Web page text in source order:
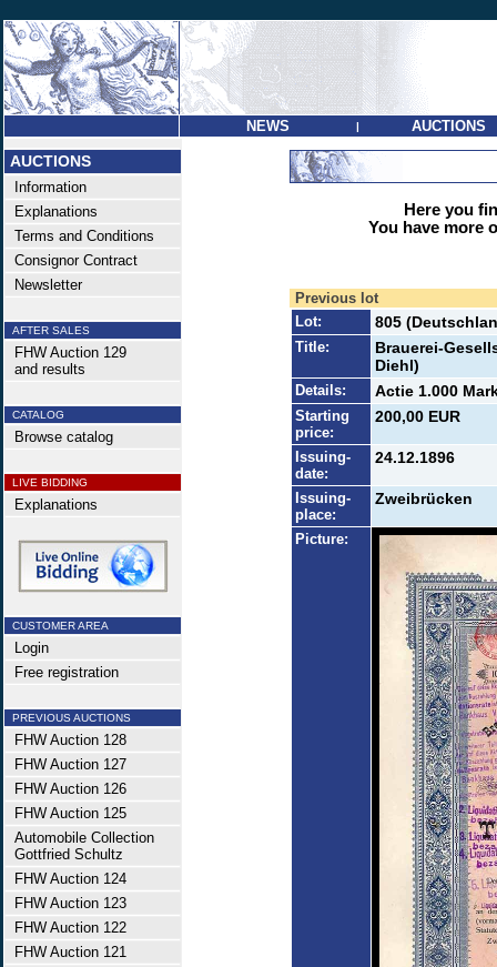
NEWS | AUCTIONS
AUCTIONS
Information
Explanations
Terms and Conditions
Consignor Contract
Newsletter
AFTER SALES
FHW Auction 129
and results
CATALOG
Browse catalog
LIVE BIDDING
Explanations
CUSTOMER AREA
Login
Free registration
PREVIOUS AUCTIONS
FHW Auction 128
FHW Auction 127
FHW Auction 126
FHW Auction 125
Automobile Collection
Gottfried Schultz
FHW Auction 124
FHW Auction 123
FHW Auction 122
FHW Auction 121
Here you
You have more
Previous lot
Lot:
805
Title:
Brauerei-
Diehl)
Details: Actie 1.000
Starting
price:
200,00 EUR
Issuing-
date:
24.12.1896
Issuing-
place:
Zweibrücken
Picture: